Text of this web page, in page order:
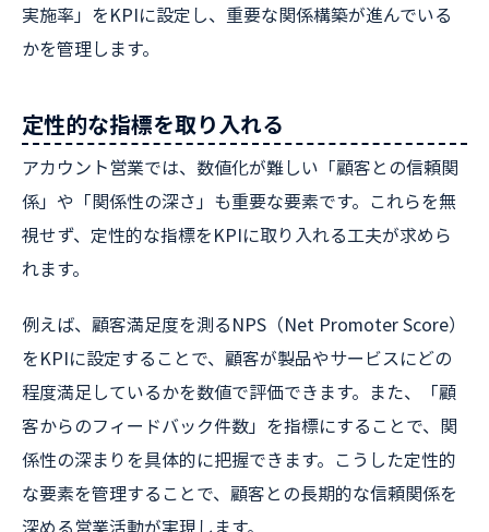
実施率」をKPIに設定し、重要な関係構築が進んでいる
かを管理します。
定性的な指標を取り入れる
アカウント営業では、数値化が難しい「顧客との信頼関
係」や「関係性の深さ」も重要な要素です。これらを無
視せず、定性的な指標をKPIに取り入れる工夫が求めら
れます。
例えば、顧客満足度を測るNPS（Net Promoter Score）
をKPIに設定することで、顧客が製品やサービスにどの
程度満足しているかを数値で評価できます。また、「顧
客からのフィードバック件数」を指標にすることで、関
係性の深まりを具体的に把握できます。こうした定性的
な要素を管理することで、顧客との長期的な信頼関係を
深める営業活動が実現します。